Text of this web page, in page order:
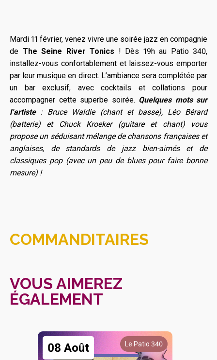
Mardi 11 février, venez vivre une soirée jazz en compagnie
de The Seine River Tonics ! Dès 19h au Patio 340,
installez-vous confortablement et laissez-vous emporter
par leur musique en direct. L’ambiance sera complétée par
un bar exclusif, avec cocktails et collations pour
accompagner cette superbe soirée. Quelques mots sur
l’artiste: Bruce Waldie (chant et basse), Léo Bérard
(batterie) et Chuck Kroeker (guitare et chant) vous
propose un séduisant mélange de chansons françaises et
anglaises, de standards de jazz bien-aimés et de
classiques pop (avec un peu de blues pour faire bonne
mesure) !
COMMANDITAIRES
VOUS AIMEREZ
ÉGALEMENT
08 Août Le Patio 340